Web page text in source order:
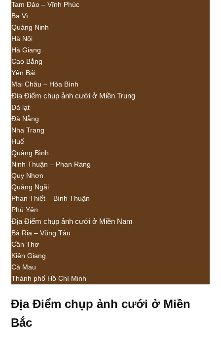
Tam Đảo – Vĩnh Phúc
Ba Vì
Quảng Ninh
Hà Nội
Hà Giang
Cao Bằng
Yên Bái
Mai Châu – Hòa Bình
Địa Điểm chụp ảnh cưới ở Miền Trung
Đà lạt
Đà Nẵng
Nha Trang
Huế
Quảng Bình
Ninh Thuận – Phan Rang
Quy Nhơn
Quảng Ngãi
Phan Thiết – Bình Thuận
Phú Yên
Địa Điểm chụp ảnh cưới ở Miền Nam
Bà Rịa – Vũng Tàu
Cần Thơ
Kiên Giang
Cà Mau
Thành phố Hồ Chí Minh
Địa Điểm chụp ảnh cưới ở Miền
Bắc